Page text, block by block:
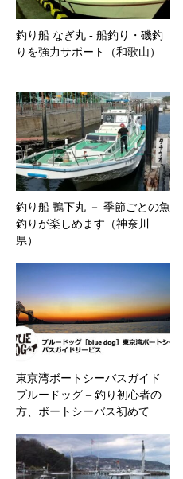
釣り船 なぎ丸 ‐ 船釣り・磯釣
りを強力サポート（和歌山）
釣り船 鴨下丸 － 季節ごとの魚
釣りが楽しめます（神奈川
県）
東京湾ボートシーバスガイド
ブルードッグ – ​釣り初心者の
方、ボートシーバス初めて…